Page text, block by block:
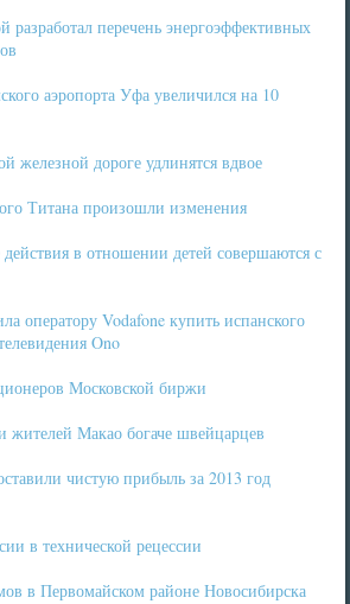
перечень энергоэффективных
аэропорта Уфа увеличился на 10
железной дороге удлинятся вдвое
Титана произошли изменения
в отношении детей совершаются с
оператору Vodafone купить испанского
Ono
Московской биржи
жителей Макао богаче швейцарцев
чистую прибыль за 2013 год
в технической рецессии
в Первомайском районе Новосибирска